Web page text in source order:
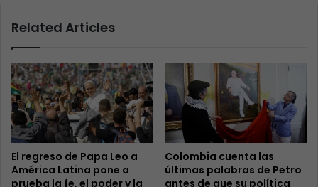
Related Articles
El regreso de Papa Leo a
América Latina pone a
prueba la fe, el poder y la
Colombia cuenta las
últimas palabras de Petro
antes de que su política